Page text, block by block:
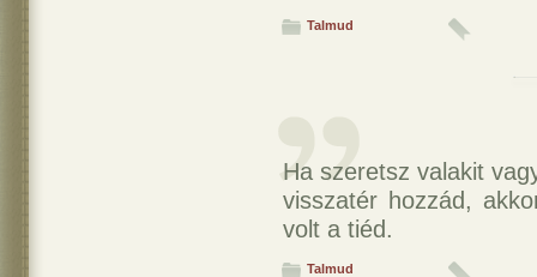
Talmud
Ha szeretsz valakit
visszatér hozzád,
volt a tiéd.
Talmud